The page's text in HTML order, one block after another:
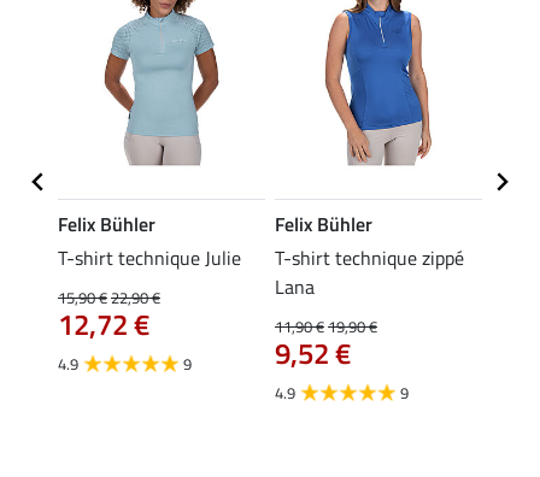
Felix Bühler
T-shirt technique Julie
15,90 €22,90 €
12,72 €
4.9 9
Felix Bühler
T-shirt technique zippé
Lana
11,90 €19,90 €
9,52 €
4.9 9